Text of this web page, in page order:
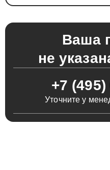
Ваша
не
+7
Уточните у